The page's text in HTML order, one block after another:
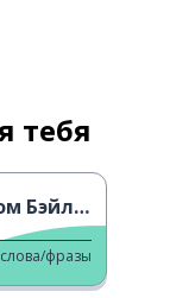
тебя
Бэйлом
слова/фразы